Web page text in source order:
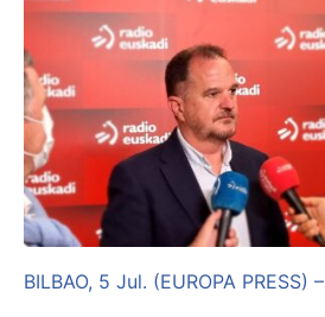
BILBAO, 5 Jul. (EUROPA PRESS) –